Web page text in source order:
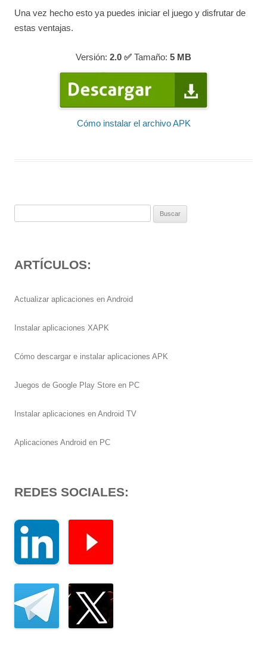
Una vez hecho esto ya puedes iniciar el juego y disfrutar de
estas ventajas.
Versión: 2.0 ✅ Tamaño: 5 MB
Cómo instalar el archivo APK
ARTÍCULOS:
Actualizar aplicaciones en Android
Instalar aplicaciones XAPK
Cómo descargar e instalar aplicaciones APK
Juegos de Google Play Store en PC
Instalar aplicaciones en Android TV
Aplicaciones Android en PC
REDES SOCIALES: